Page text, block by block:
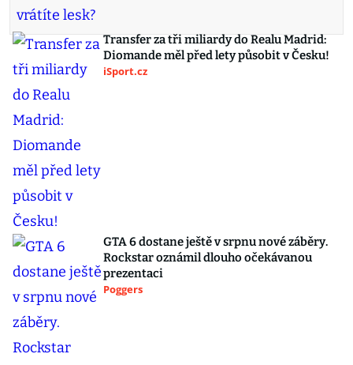
Transfer za tři miliardy do Realu Madrid:
Diomande měl před lety působit v Česku!
iSport.cz
GTA 6 dostane ještě v srpnu nové záběry.
Rockstar oznámil dlouho očekávanou
prezentaci
Poggers